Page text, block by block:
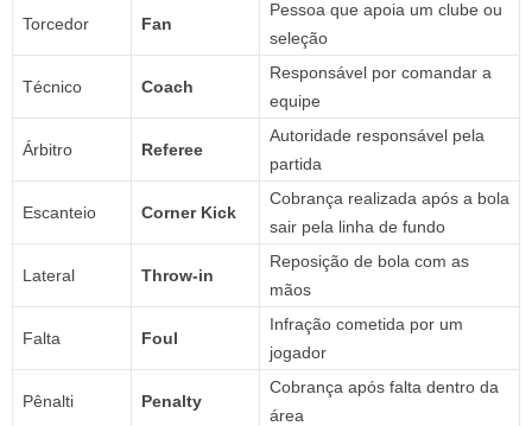
Torcedor Fan
Pessoa que apoia um clube ou
seleção
Técnico Coach
Responsável por comandar a
equipe
Árbitro Referee
Autoridade responsável pela
partida
Escanteio Corner Kick
Cobrança realizada após a bola
sair pela linha de fundo
Lateral Throw-in
Reposição de bola com as
mãos
Falta Foul
Infração cometida por um
jogador
Pênalti Penalty
Cobrança após falta dentro da
área